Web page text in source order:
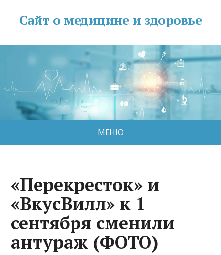
Сайт о медицине и здоровье
МЕНЮ
«Перекресток» и
«ВкусВилл» к 1
сентября сменили
антураж (ФОТО)